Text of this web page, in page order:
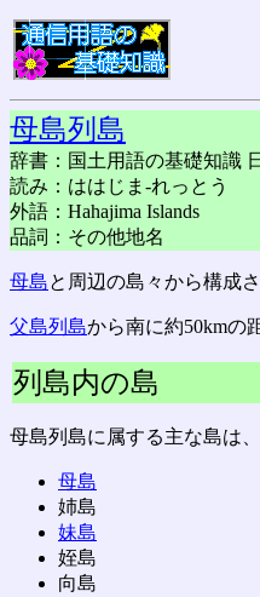
母島列島
辞書：国土用語の基礎知識
読み：ははじま-れっとう
外語：Hahajima Islands
品詞：その他地名
母島と周辺の島々から構成
父島列島から南に約50kmの
列島内の島
母島列島に属する主な島は、
母島
姉島
妹島
姪島
向島